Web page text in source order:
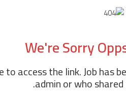
We're Sorry
to access the link. Job has
admin or who